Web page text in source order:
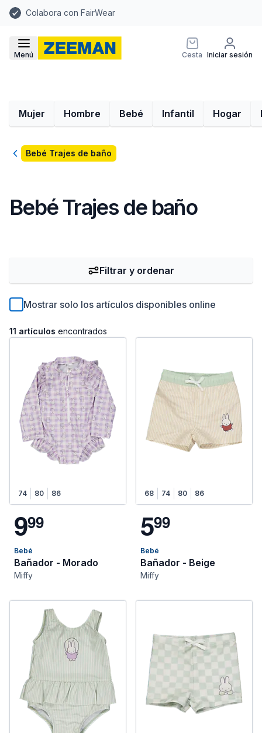
Colabora con FairWear
Menú Cesta Iniciar sesión
Mujer Hombre Bebé Infantil Hogar
VolverBebé Trajes de baño
Bebé Trajes de baño
Mostrar solo los artículos disponibles online
11 artículos encontrados
Filtrar y ordenar
74 80 86
999
Bebé
Bañador - Morado
Miffy
68 74 80 86
599
Bebé
Bañador - Beige
Miffy